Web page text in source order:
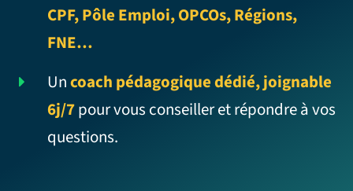
CPF, Pôle Emploi, OPCOs, Régions,
FNE…
Uncoach pédagogique dédié, joignable
6j/7pour vous conseiller et répondre à vos
questions.